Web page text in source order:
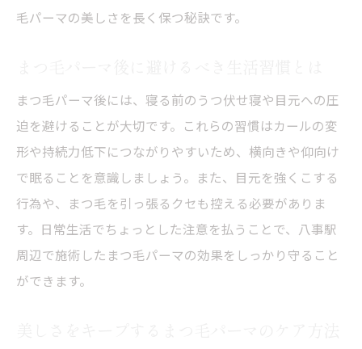
毛パーマの美しさを長く保つ秘訣です。
まつ毛パーマ後には、寝る前のうつ伏せ寝や目元への圧
迫を避けることが大切です。これらの習慣はカールの変
形や持続力低下につながりやすいため、横向きや仰向け
で眠ることを意識しましょう。また、目元を強くこする
行為や、まつ毛を引っ張るクセも控える必要がありま
す。日常生活でちょっとした注意を払うことで、八事駅
周辺で施術したまつ毛パーマの効果をしっかり守ること
ができます。